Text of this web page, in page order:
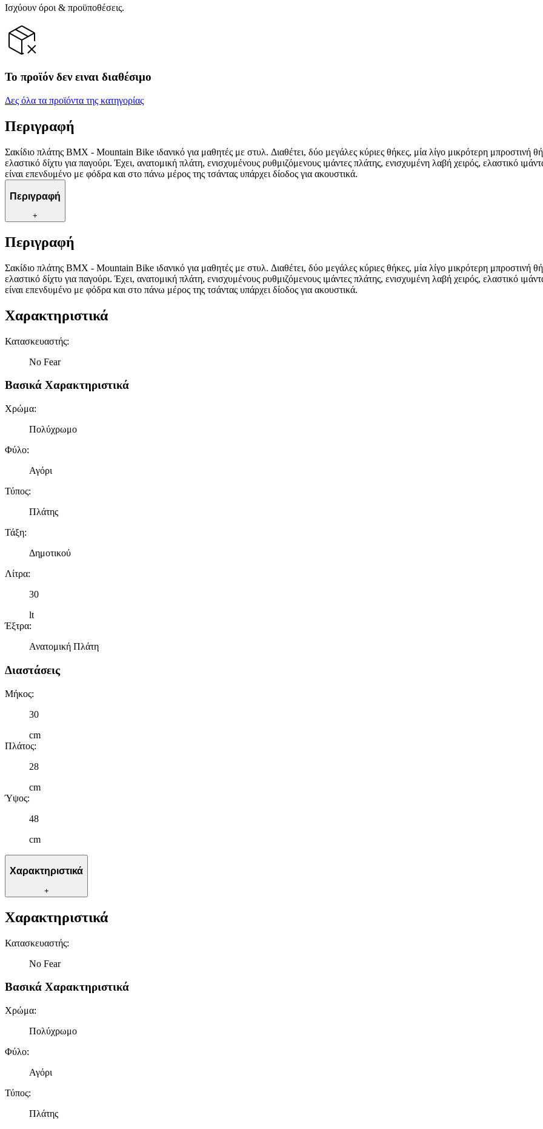
Ισχύουν όροι & προϋποθέσεις.
Το προϊόν δεν ειναι διαθέσιμο
Δες όλα τα προϊόντα της κατηγορίας
Περιγραφή
Σακίδιο πλάτης BMX - Mountain Bike ιδανικό για μαθητές με στυλ. Διαθέτει, δύο μεγάλες κύριες θήκες, μία λίγο μικρότερη
ελαστικό δίχτυ για παγούρι. Έχει, ανατομική πλάτη, ενισχυμένους ρυθμιζόμενους ιμάντες πλάτης, ενισχυμένη λαβή χειρός, ελαστικό
είναι επενδυμένο με φόδρα και στο πάνω μέρος της τσάντας υπάρχει δίοδος για ακουστικά.
Περιγραφή
+
Περιγραφή
Σακίδιο πλάτης BMX - Mountain Bike ιδανικό για μαθητές με στυλ. Διαθέτει, δύο μεγάλες κύριες θήκες, μία λίγο μικρότερη
ελαστικό δίχτυ για παγούρι. Έχει, ανατομική πλάτη, ενισχυμένους ρυθμιζόμενους ιμάντες πλάτης, ενισχυμένη λαβή χειρός, ελαστικό
είναι επενδυμένο με φόδρα και στο πάνω μέρος της τσάντας υπάρχει δίοδος για ακουστικά.
Χαρακτηριστικά
Κατασκευαστής:
No Fear
Βασικά Χαρακτηριστικά
Χρώμα:
Πολύχρωμο
Φύλο:
Αγόρι
Τύπος:
Πλάτης
Τάξη:
Δημοτικού
Λίτρα:
30
lt
Έξτρα:
Ανατομική Πλάτη
Διαστάσεις
Μήκος:
30
cm
Πλάτος:
28
cm
Ύψος:
48
cm
Χαρακτηριστικά
+
Χαρακτηριστικά
Κατασκευαστής:
No Fear
Βασικά Χαρακτηριστικά
Χρώμα:
Πολύχρωμο
Φύλο:
Αγόρι
Τύπος:
Πλάτης